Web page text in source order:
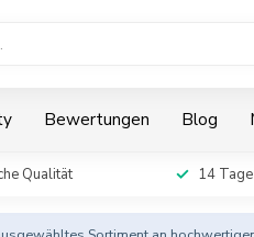
Bewertungen Blog
Qualität 14